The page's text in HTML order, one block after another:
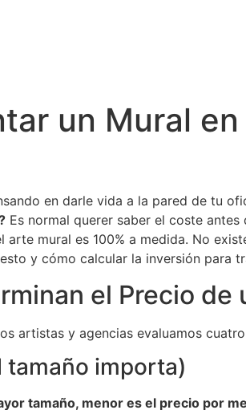
un Mural
en darle vida a la pared de tu
Es normal querer saber el coste
mural es 100% a medida. No
y cómo calcular la inversión para
el Precio de
artistas y agencias evaluamos
tamaño importa)
tamaño, menor es el precio por